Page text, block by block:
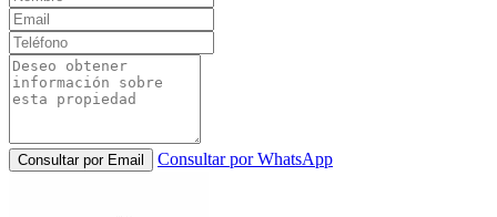
Consultar por Email Consultar por WhatsApp